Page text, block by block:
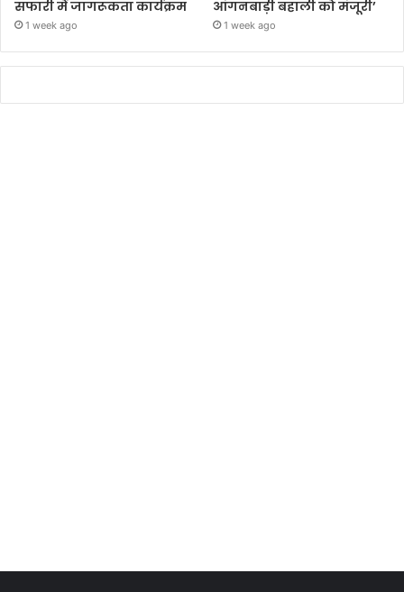
सफारी में जागरूकता कार्यक्रम
1 week ago
आंगनबाड़ी बहाली को मंजूरी’
1 week ago